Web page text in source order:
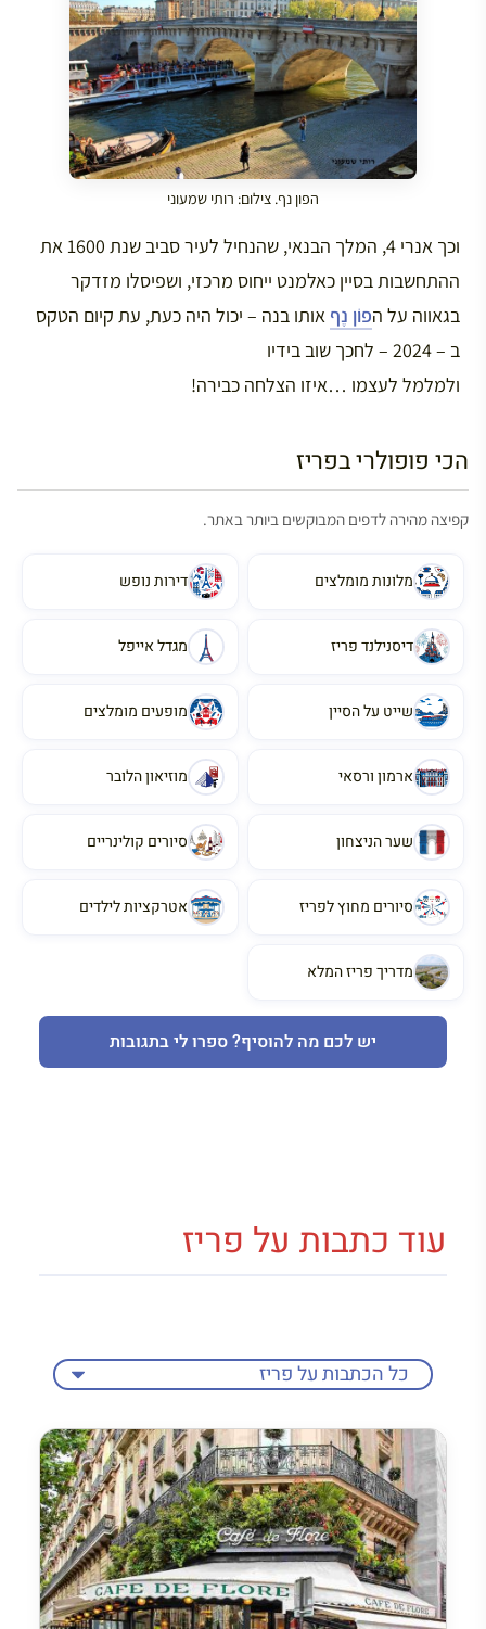
הפון נף. צילום: רותי שמעוני
וכך אנרי 4, המלך הבנאי, שהנחיל לעיר סביב שנת 1600 את
ההתחשבות בסיין כאלמנט ייחוס מרכזי, ושפיסלו מזדקר
בגאווה על הפוֹן נֶף אותו בנה – יכול היה כעת, עת קיום הטקס
ב – 2024 – לחכך שוב בידיו
ולמלמל לעצמו …איזו הצלחה כבירה!
הכי פופולרי בפריז
קפיצה מהירה לדפים המבוקשים ביותר באתר.
מלונות מומלצים דירות נופש
דיסנילנד פריז מגדל אייפל
שייט על הסיין מופעים מומלצים
ארמון ורסאי מוזיאון הלובר
שער הניצחון סיורים קולינריים
סיורים מחוץ לפריז אטרקציות לילדים
מדריך פריז המלא
יש לכם מה להוסיף? ספרו לי בתגובות
עוד כתבות על פריז